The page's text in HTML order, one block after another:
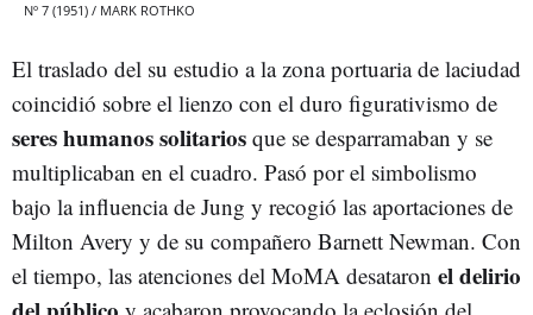
Nº 7 (1951) / MARK ROTHKO
El traslado del su estudio a la zona portuaria de laciudad
coincidió sobre el lienzo con el duro figurativismo de
seres humanos solitarios que se desparramaban y se
multiplicaban en el cuadro. Pasó por el simbolismo
bajo la influencia de Jung y recogió las aportaciones de
Milton Avery y de su compañero Barnett Newman. Con
el tiempo, las atenciones del MoMA desataron el delirio